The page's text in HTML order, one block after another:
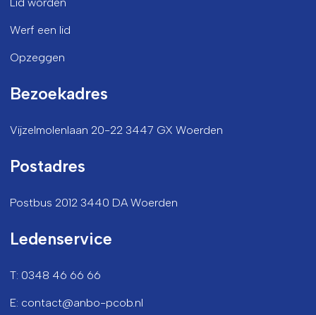
Werf een lid
Opzeggen
Bezoekadres
Vijzelmolenlaan 20-22 3447 GX Woerden
Postadres
Postbus 2012 3440 DA Woerden
Ledenservice
T: 0348 46 66 66
E: contact@anbo-pcob.nl